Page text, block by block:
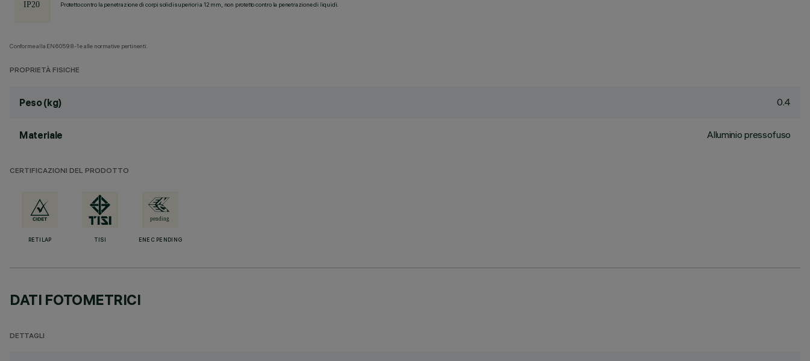
Protetto contro la penetrazione di corpi solidi superiori a 12 mm, non protetto contro la penetrazione di liquidi.
Conforme alla EN60598-1 e alle normative pertinenti.
PROPRIETÀ FISICHE
Peso (kg) 0.4
Materiale Alluminio pressofuso
CERTIFICAZIONI DEL PRODOTTO
RETILAP TISI ENEC PENDING
DATI FOTOMETRICI
DETTAGLI